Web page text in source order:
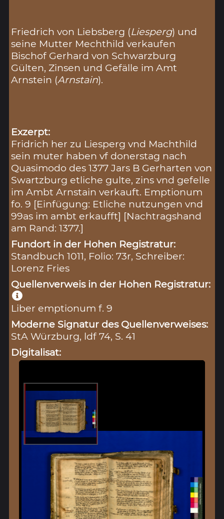
Friedrich von Liebsberg (Liesperg) und
seine Mutter Mechthild verkaufen
Bischof Gerhard von Schwarzburg
Gülten, Zinsen und Gefälle im Amt
Arnstein (Arnstain).
Exzerpt:
Fridrich her zu Liesperg vnd Machthild
sein muter haben vf donerstag nach
Quasimodo des 1377 Jars B Gerharten von
Swartzburg etliche gulte, zins vnd gefelle
im Ambt Arnstain verkauft. Emptionum
fo. 9 [Einfügung: Etliche nutzungen vnd
99as im ambt erkaufft] [Nachtragshand
am Rand: 1377.]
Fundort in der Hohen Registratur:
Standbuch 1011, Folio: 73r, Schreiber:
Lorenz Fries
Quellenverweis in der Hohen Registratur:
Liber emptionum f. 9
Moderne Signatur des Quellenverweises:
StA Würzburg, ldf 74, S. 41
Digitalisat: